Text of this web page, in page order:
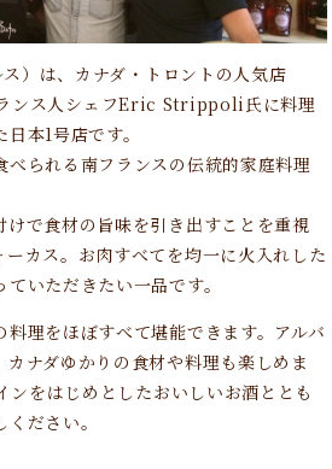
）は、カナダ・トロントの人気店
ンス人シェフEric Strippoli氏に料理
本1号店です。
べられる南フランスの伝統的家庭料理
で食材の旨味を引き出すことを重視
ーカス。お肉すべてを均一に火入れした
いただきたい一品です。
理をほぼすべて堪能できます。アルバ
ナダゆかりの食材や料理も楽しめま
をはじめとしたおいしいお酒ととも
ださい。